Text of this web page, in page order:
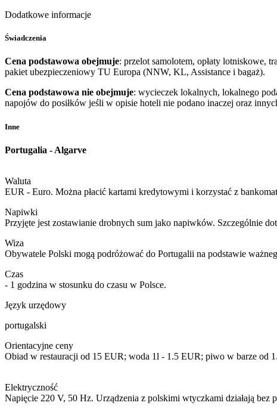
Dodatkowe informacje
Świadczenia
Cena podstawowa obejmuje: przelot samolotem, opłaty lotniskowe,
pakiet ubezpieczeniowy TU Europa (NNW, KL, Assistance i bagaż).
Cena podstawowa nie obejmuje: wycieczek lokalnych, lokalnego
napojów do posiłków jeśli w opisie hoteli nie podano inaczej oraz
Inne
Portugalia - Algarve
Waluta
EUR - Euro. Można płacić kartami kredytowymi i korzystać z
Napiwki
Przyjęte jest zostawianie drobnych sum jako napiwków. Szczególnie
Wiza
Obywatele Polski mogą podróżować do Portugalii na podstawie
Czas
- 1 godzina w stosunku do czasu w Polsce.
Język urzędowy
portugalski
Orientacyjne ceny
Obiad w restauracji od 15 EUR; woda 1l - 1.5 EUR; piwo w barze od
Elektryczność
Napięcie 220 V, 50 Hz. Urządzenia z polskimi wtyczkami działają bez